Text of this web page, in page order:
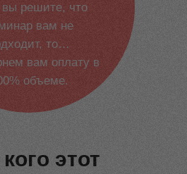
решите, что
вам не
то…
вам оплату в
объеме.
этот